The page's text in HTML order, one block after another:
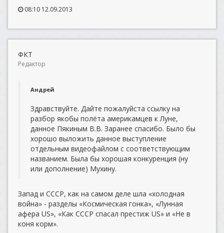
08:10 12.09.2013
ФКТ
Редактор
Андрей
Здравствуйте. Дайте пожалуйста ссылку на
разбор якобы полёта америкамцев к Луне,
данное Пякиным В.В. Заранее спасибо. Было бы
хорошо выложить данное выступление
отдельным видеофайлом с соответствующим
названием. Была бы хорошая конкуренция (ну
или дополнение) Мухину.
Запад и СССР, как на самом деле шла «холодная
война» - разделы «Космическая гонка», «Лунная
афера US», «Как СССР спасал престиж US» и «Не в
коня корм».